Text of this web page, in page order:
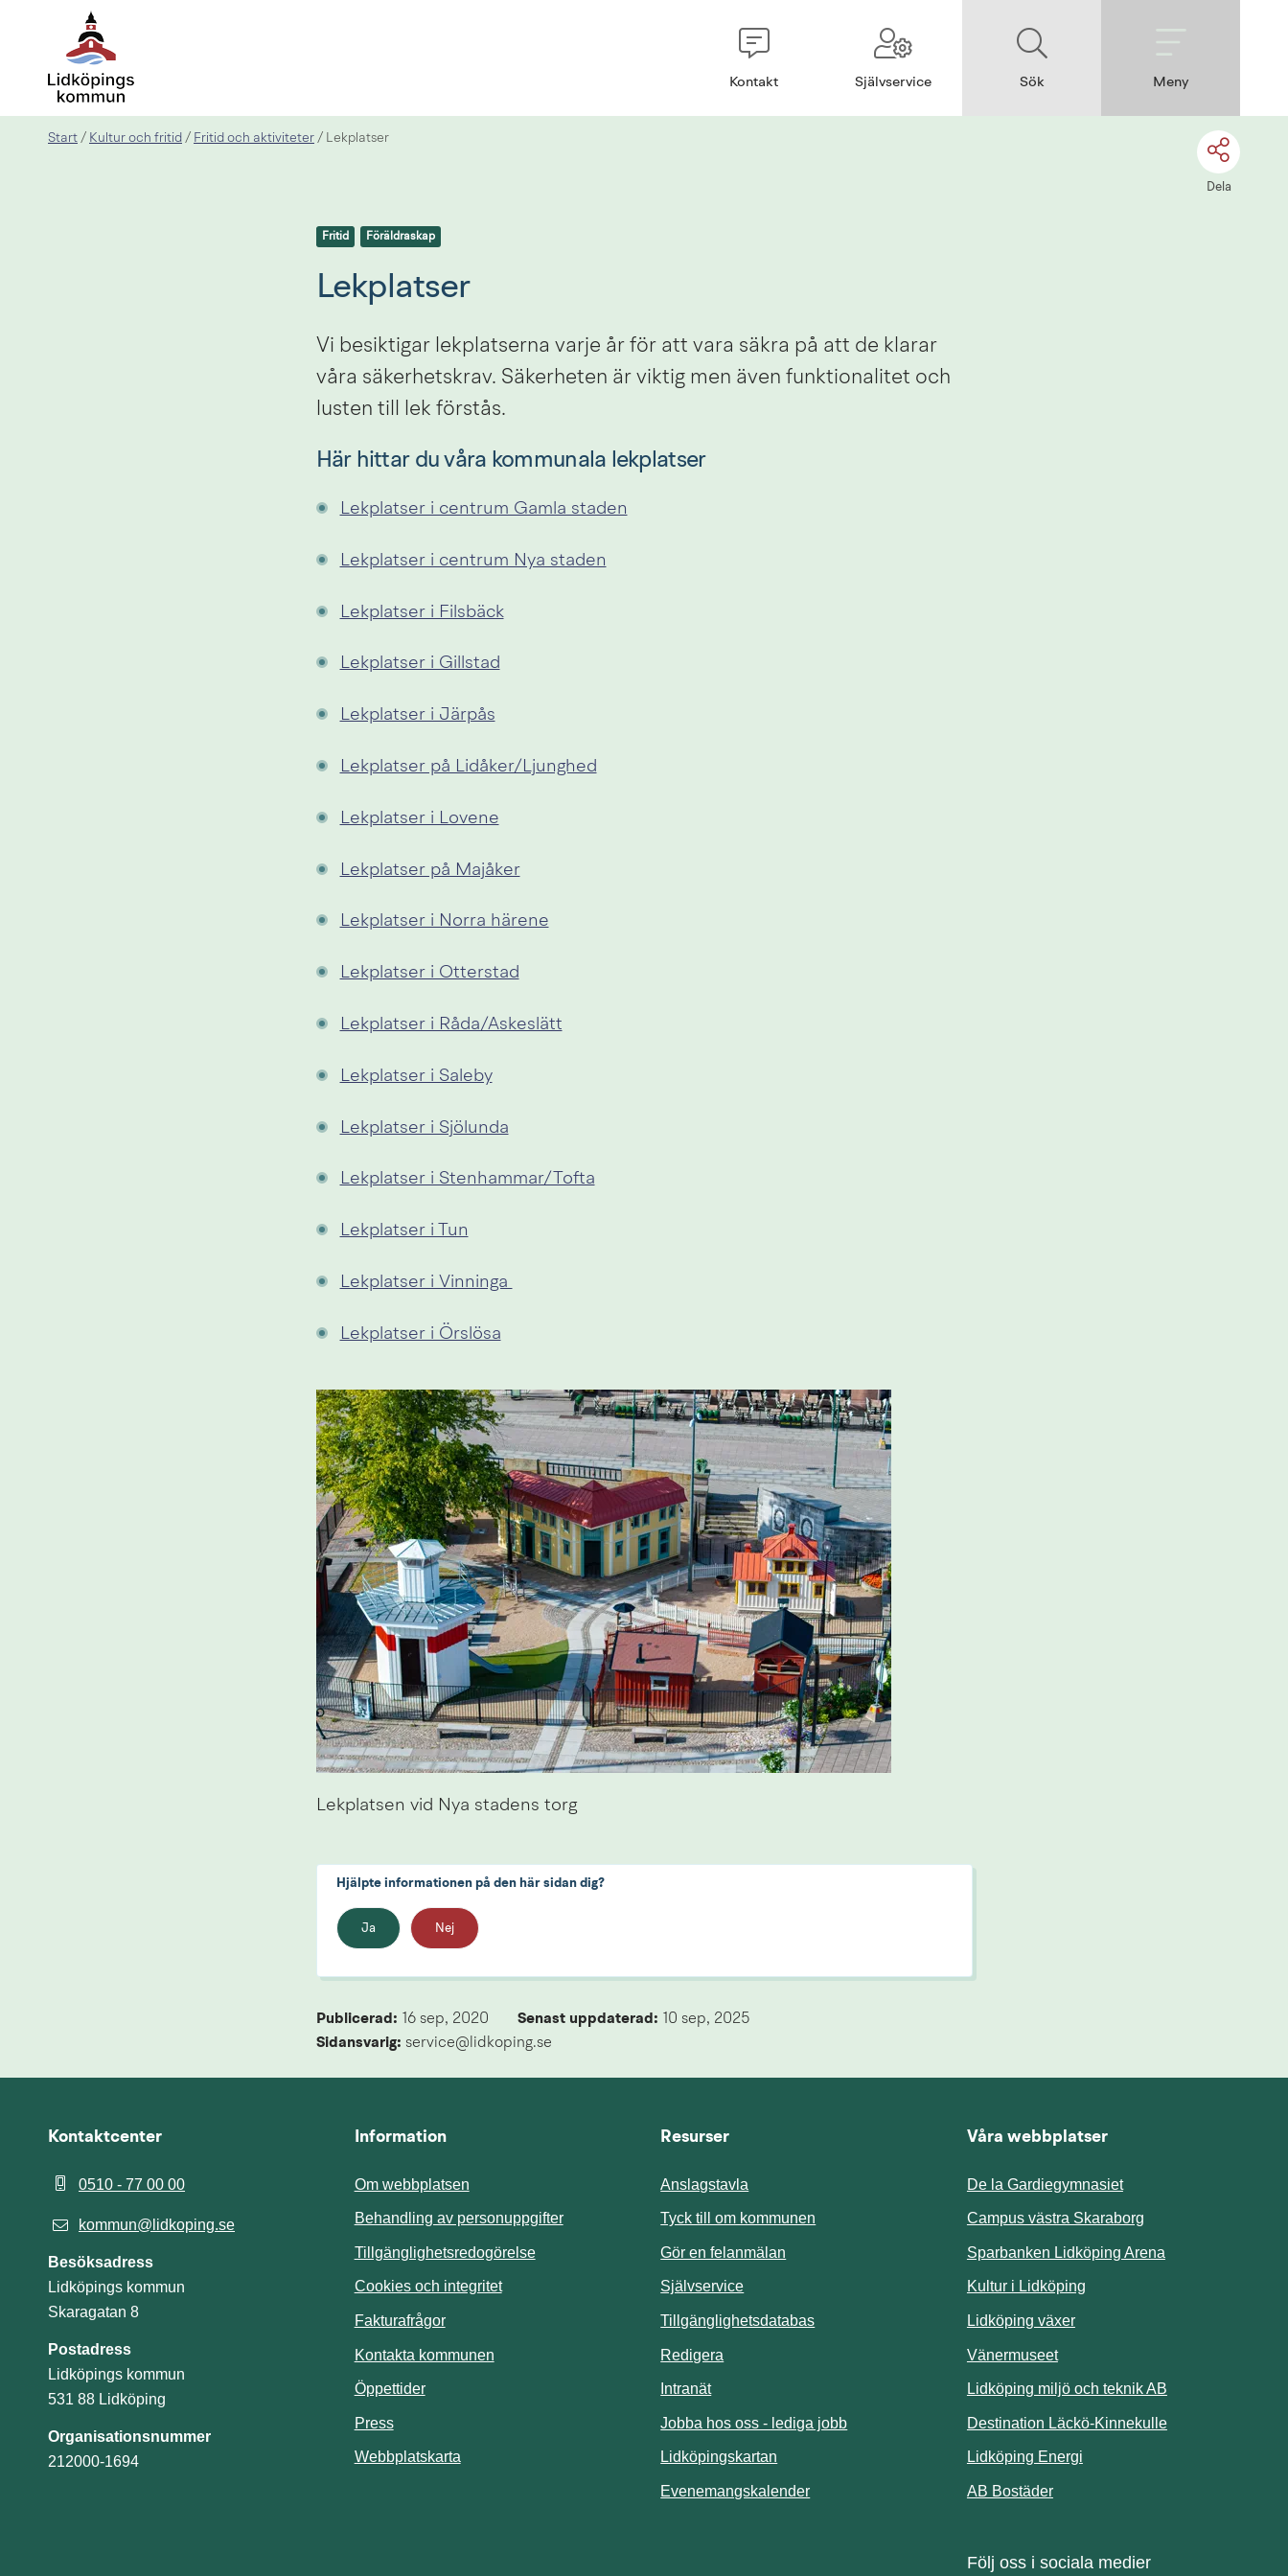
Kontakt Självservice Sök Meny
Start / Kultur och fritid / Fritid och aktiviteter / Lekplatser
Dela
Fritid Föräldraskap
Lekplatser
Vi besiktigar lekplatserna varje år för att vara säkra på att de klarar
våra säkerhetskrav. Säkerheten är viktig men även funktionalitet och
lusten till lek förstås.
Här hittar du våra kommunala lekplatser
Lekplatser i centrum Gamla staden
Lekplatser i centrum Nya staden
Lekplatser i Filsbäck
Lekplatser i Gillstad
Lekplatser i Järpås
Lekplatser på Lidåker/Ljunghed
Lekplatser i Lovene
Lekplatser på Majåker
Lekplatser i Norra härene
Lekplatser i Otterstad
Lekplatser i Råda/Askeslätt
Lekplatser i Saleby
Lekplatser i Sjölunda
Lekplatser i Stenhammar/Tofta
Lekplatser i Tun
Lekplatser i Vinninga
Lekplatser i Örslösa
Lekplatsen vid Nya stadens torg
Hjälpte informationen på den här sidan dig?
Ja Nej
Publicerad: 16 sep, 2020 Senast uppdaterad: 10 sep, 2025
Sidansvarig: service@lidkoping.se
Kontaktcenter
0510 - 77 00 00
kommun@lidkoping.se
Besöksadress
Lidköpings kommun
Skaragatan 8
Postadress
Lidköpings kommun
531 88 Lidköping
Organisationsnummer
212000-1694
Information
Om webbplatsen
Behandling av personuppgifter
Tillgänglighetsredogörelse
Cookies och integritet
Fakturafrågor
Kontakta kommunen
Öppettider
Press
Webbplatskarta
Resurser
Anslagstavla
Tyck till om kommunen Länk till annan webbplats.
Gör en felanmälan
SjälvserviceLänk till annan webbplats.
TillgänglighetsdatabasLänk till annan webbplats.
Redigera
IntranätLänk till annan webbplats.
Jobba hos oss - lediga jobb
Lidköpingskartan
EvenemangskalenderLänk till annan webbplats.
Våra webbplatser
De la Gardiegymnasiet
Campus västra Skaraborg
Sparbanken Lidköping Arena
Kultur i Lidköping
Lidköping växer
Vänermuseet
Lidköping miljö och teknik AB
Destination Läckö-KinnekulleLänk till annan
Lidköping EnergiLänk till annan webbplats.
AB BostäderLänk till annan webbplats.
Följ oss i sociala medier